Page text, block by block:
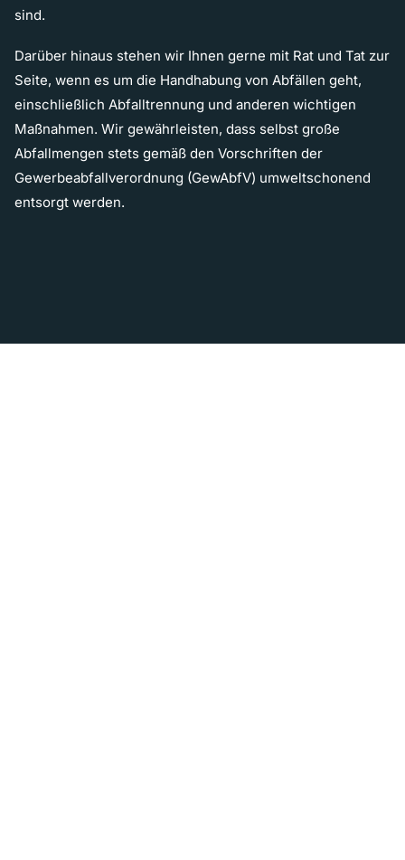
sind.
Darüber hinaus stehen wir Ihnen gerne mit Rat und Tat zur
Seite, wenn es um die Handhabung von Abfällen geht,
einschließlich Abfalltrennung und anderen wichtigen
Maßnahmen. Wir gewährleisten, dass selbst große
Abfallmengen stets gemäß den Vorschriften der
Gewerbeabfallverordnung (GewAbfV) umweltschonend
entsorgt werden.